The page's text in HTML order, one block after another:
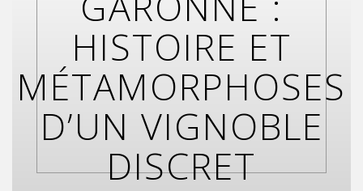
HISTOIRE ET
MÉTAMORPHOSES
D’UN VIGNOBLE
DISCRET